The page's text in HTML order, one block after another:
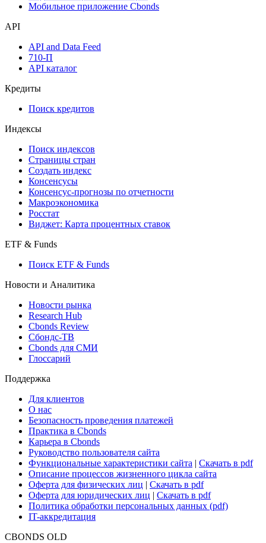
Мобильное приложение Cbonds
API
API and Data Feed
710-П
API каталог
Кредиты
Поиск кредитов
Индексы
Поиск индексов
Страницы стран
Создать индекс
Консенсусы
Консенсус-прогнозы по отчетности
Макроэкономика
Росстат
Виджет: Карта процентных ставок
ETF & Funds
Поиск ETF & Funds
Новости и Аналитика
Новости рынка
Research Hub
Cbonds Review
Сбондс-ТВ
Cbonds для СМИ
Глоссарий
Поддержка
Для клиентов
О нас
Безопасность проведения платежей
Практика в Cbonds
Карьера в Cbonds
Руководство пользователя сайта
Функциональные характеристики сайта | Скачать в pdf
Описание процессов жизненного цикла сайта
Оферта для физических лиц | Скачать в pdf
Оферта для юридических лиц | Скачать в pdf
Политика обработки персональных данных (pdf)
IT-аккредитация
CBONDS OLD